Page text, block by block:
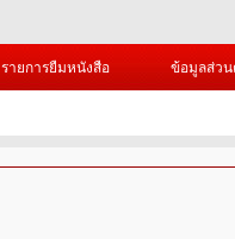
รายการยืมหนังสือ ข้อมูลส่ว